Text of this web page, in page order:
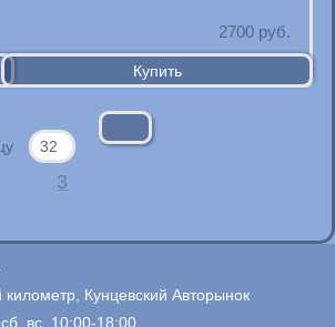
2700 руб.
3
Кунцевский Авторынок
10:00-18:00